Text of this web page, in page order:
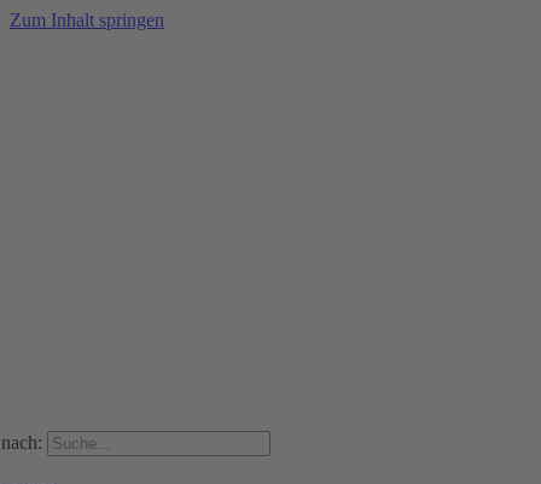
Zum Inhalt springen